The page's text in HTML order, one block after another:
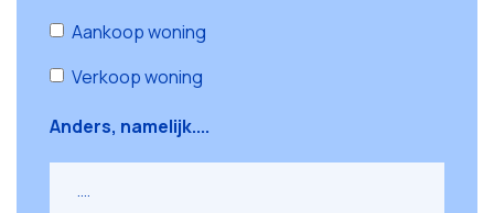
Aankoop woning
Verkoop woning
Anders, namelijk....